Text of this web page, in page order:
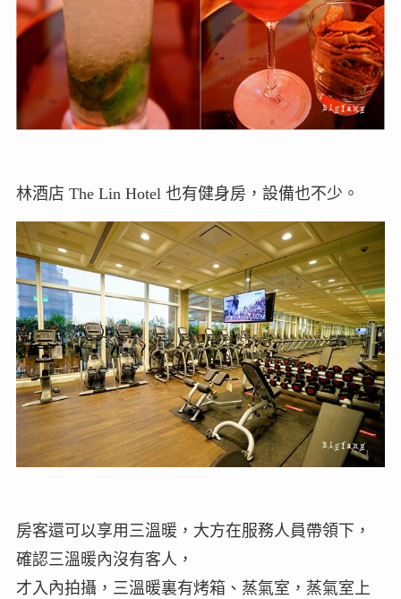
林酒店 The Lin Hotel 也有健身房，設備也不少。
房客還可以享用三溫暖，大方在服務人員帶領下，
確認三溫暖內沒有客人，
才入內拍攝，三溫暖裏有烤箱、蒸氣室，蒸氣室上